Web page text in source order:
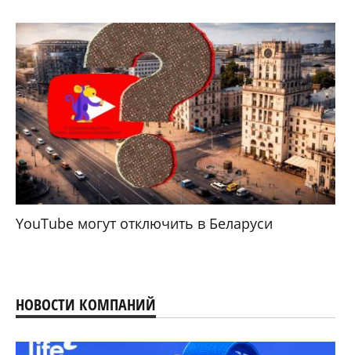
YouTube могут отключить в Беларуси
НОВОСТИ КОМПАНИЙ